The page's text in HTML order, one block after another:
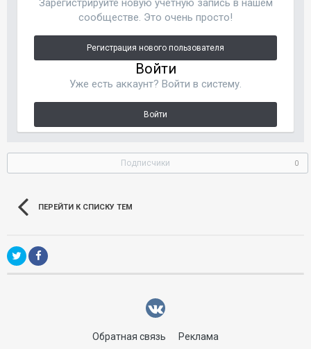
Зарегистрируйте новую учётную запись в нашем
сообществе. Это очень просто!
Регистрация нового пользователя
Войти
Уже есть аккаунт? Войти в систему.
Войти
Подписчики 0
ПЕРЕЙТИ К СПИСКУ ТЕМ
Обратная связь Реклама